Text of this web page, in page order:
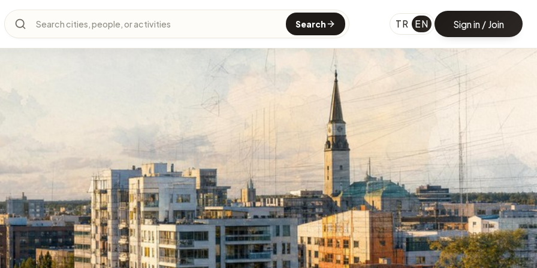
Search cities, people, or activities Search TR EN Sign in / Join